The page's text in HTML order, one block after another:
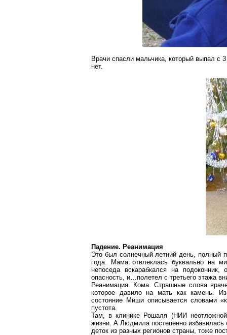
Врачи спасли мальчика, который выпал с
нет.
Падение. Реанимация
Это был солнечный летний день, полный
года. Мама отвлеклась буквально на
непоседа вскарабкался на
опасность, и…полетел с третьего этажа
Реанимация. Кома. Страшные слова
которое давило на мать как камень.
состояние Миши описывается словами
пустота.
Там, в клинике Рошаля (НИИ неотложной
жизни. А Людмила постепенно
деток из разных регионов страны, тоже